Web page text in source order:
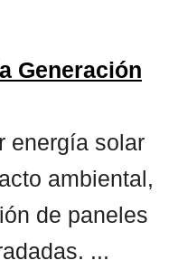
Generación
energía solar
ambiental,
de paneles
...